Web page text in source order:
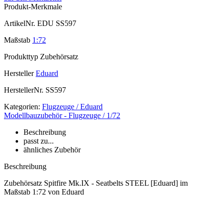
Produkt-Merkmale
ArtikelNr. EDU SS597
Maßstab 1:72
Produkttyp Zubehörsatz
Hersteller Eduard
HerstellerNr. SS597
Kategorien: Flugzeuge / Eduard
Modellbauzubehör - Flugzeuge / 1/72
Beschreibung
passt zu...
ähnliches Zubehör
Beschreibung
Zubehörsatz Spitfire Mk.IX - Seatbelts STEEL [Eduard] im
Maßstab 1:72 von Eduard